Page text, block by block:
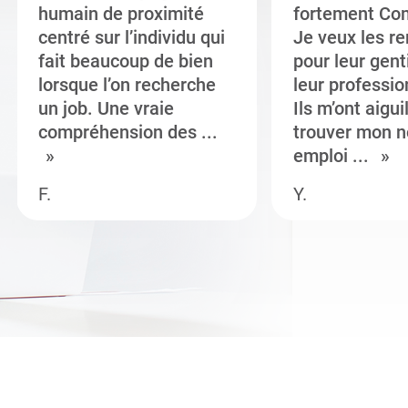
humain de proximité
centré sur l’individu qui
fait beaucoup de bien
lorsque l’on recherche
un job. Une vraie
compréhension des ...
F.
fortement
Je veux les
pour leur
leur
Ils m’ont
trouver mon
emploi ...
Y.